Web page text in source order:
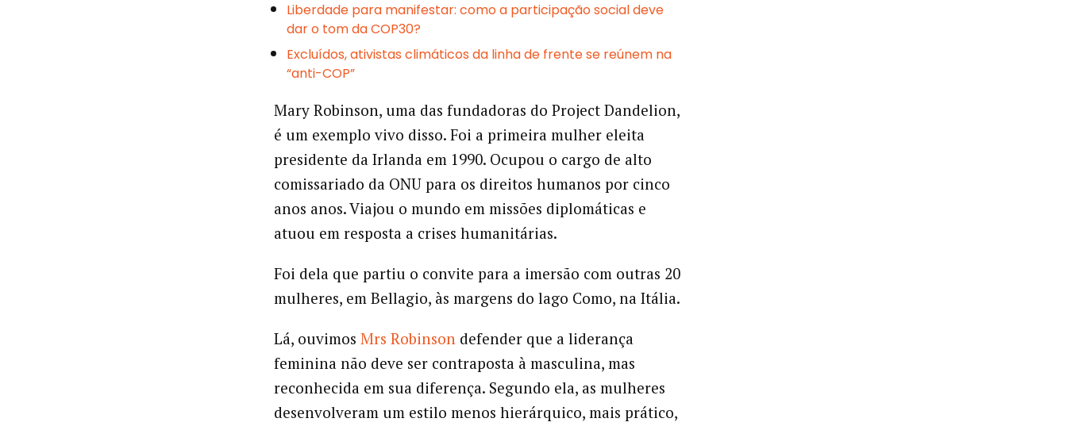
Liberdade para manifestar: como a participação social deve
dar o tom da COP30?
Excluídos, ativistas climáticos da linha de frente se reúnem na
“anti-COP”
Mary Robinson, uma das fundadoras do Project Dandelion,
é um exemplo vivo disso. Foi a primeira mulher eleita
presidente da Irlanda em 1990. Ocupou o cargo de alto
comissariado da ONU para os direitos humanos por cinco
anos anos. Viajou o mundo em missões diplomáticas e
atuou em resposta a crises humanitárias.
Foi dela que partiu o convite para a imersão com outras 20
mulheres, em Bellagio, às margens do lago Como, na Itália.
Lá, ouvimos Mrs Robinsondefender que a liderança
feminina não deve ser contraposta à masculina, mas
reconhecida em sua diferença. Segundo ela, as mulheres
desenvolveram um estilo menos hierárquico, mais prático,